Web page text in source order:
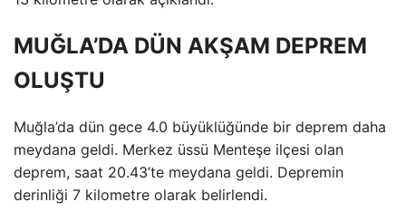
MUĞLA’DA DÜN AKŞAM DEPREM
OLUŞTU
Muğla’da dün gece 4.0 büyüklüğünde bir deprem daha
meydana geldi. Merkez üssü Menteşe ilçesi olan
deprem, saat 20.43’te meydana geldi. Depremin
derinliği 7 kilometre olarak belirlendi.